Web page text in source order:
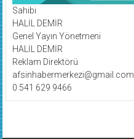
Sahibi
HALİL DEMİR
Genel Yayın Yönetmeni
HALİL DEMİR
Reklam Direktörü
afsinhabermerkezi@gmail.com
0 541 629 9466